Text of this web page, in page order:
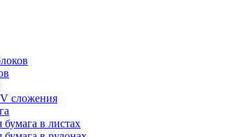
сложения
бумага в листах